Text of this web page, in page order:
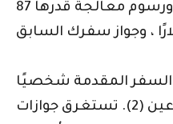
، وصورتين (2) جديدتين ، ورسوم معالجة قدرها 87
السفر المقدمة شخصيًا
جاهزة في أقل من أسبوعين (2). تستغرق جوازات